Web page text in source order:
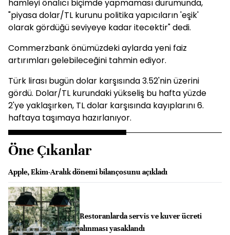
hamleyi önalıcı biçimde yapmaması durumunda,
"piyasa dolar/TL kurunu politika yapıcıların 'eşik'
olarak gördüğü seviyeye kadar itecektir" dedi.
Commerzbank önümüzdeki aylarda yeni faiz
artırımları gelebileceğini tahmin ediyor.
Türk lirası bugün dolar karşısında 3.52'nin üzerini
gördü. Dolar/TL kurundaki yükseliş bu hafta yüzde
2'ye yaklaşırken, TL dolar karşısında kayıplarını 6.
haftaya taşımaya hazırlanıyor.
Öne Çıkanlar
Apple, Ekim-Aralık dönemi bilançosunu açıkladı
Restoranlarda servis ve kuver ücreti
alınması yasaklandı